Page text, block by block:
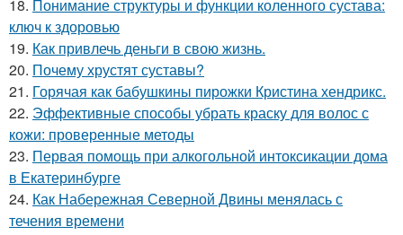
18. Понимание структуры и функции коленного сустава:
ключ к здоровью
19. Как привлечь деньги в свою жизнь.
20. Почему хрустят суставы?
21. Горячая как бабушкины пирожки Кристина хендрикс.
22. Эффективные способы убрать краску для волос с
кожи: проверенные методы
23. Первая помощь при алкогольной интоксикации дома
в Екатеринбурге
24. Как Набережная Северной Двины менялась с
течения времени